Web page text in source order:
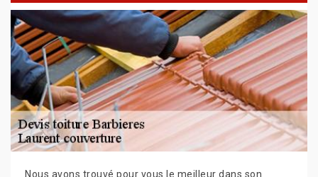
Nous avons trouvé pour vous le meilleur dans son